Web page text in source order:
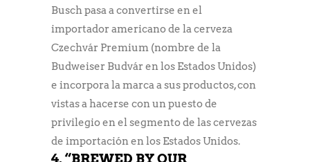
Busch pasa a convertirse en el
importador americano de la cerveza
Czechvár Premium (nombre de la
Budweiser Budvár en los Estados Unidos)
e incorpora la marca a sus productos, con
vistas a hacerse con un puesto de
privilegio en el segmento de las cervezas
de importación en los Estados Unidos.
4. “BREWED BY OUR